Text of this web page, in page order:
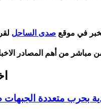
في موقع صدى الساحل
مباشر من أهم المصادر
متعددة الجبهات